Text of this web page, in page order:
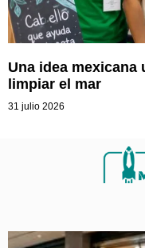
Una idea mexicana
limpiar el mar
31 julio 2026